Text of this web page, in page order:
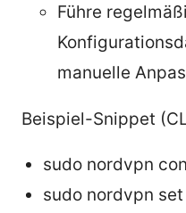
Führe
manuelle
Beispiel-Snippet
sudo nordvpn
sudo nordvpn